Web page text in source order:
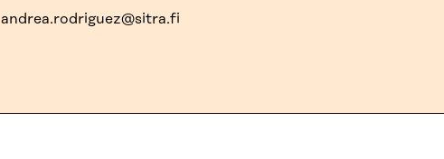
andrea.rodriguez@sitra.fi